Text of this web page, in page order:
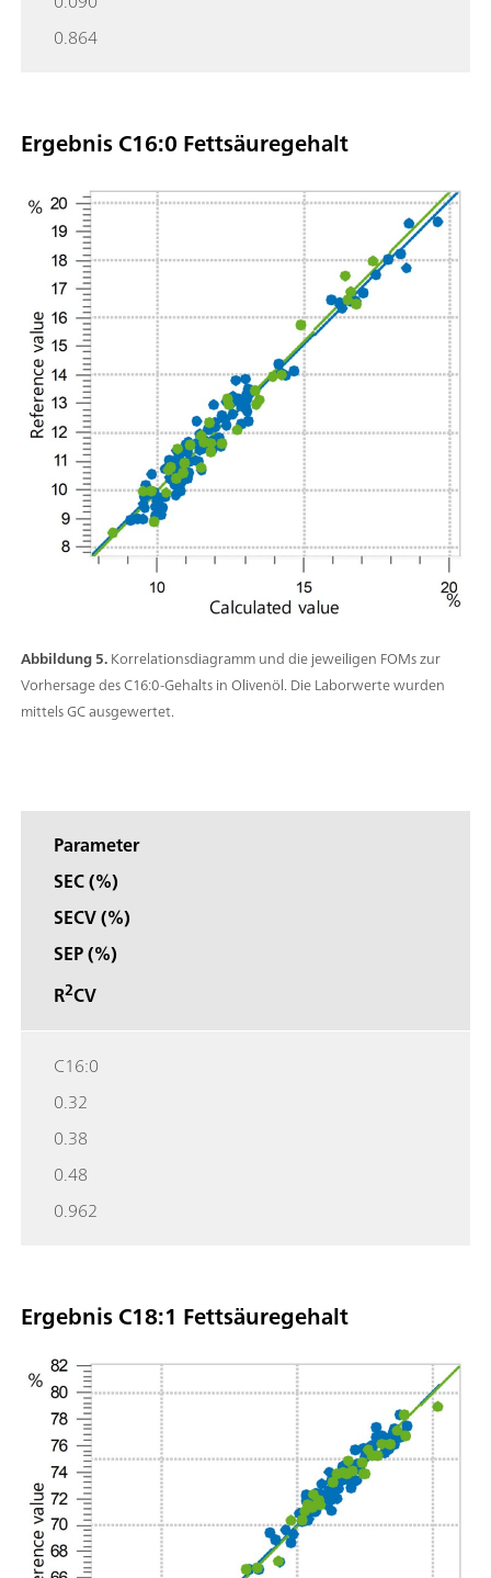
0.864
Ergebnis C16:0 Fettsäuregehalt
Abbildung 5.Korrelationsdiagramm und die jeweiligen FOMs zur
Vorhersage des C16:0-Gehalts in Olivenöl. Die Laborwerte wurden
mittels GC ausgewertet.
Parameter
SEC (%)
SECV (%)
SEP (%)
R2CV
C16:0
0.32
0.38
0.48
0.962
Ergebnis C18:1 Fettsäuregehalt